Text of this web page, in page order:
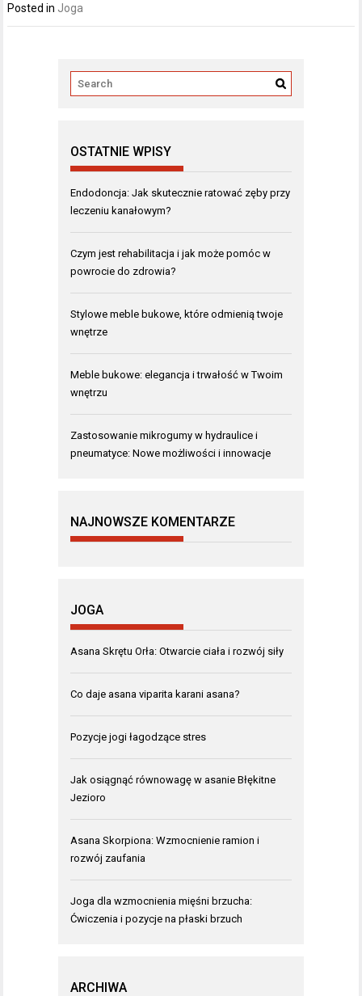
Posted in Joga
OSTATNIE WPISY
Endodoncja: Jak skutecznie ratować zęby przy
leczeniu kanałowym?
Czym jest rehabilitacja i jak może pomóc w
powrocie do zdrowia?
Stylowe meble bukowe, które odmienią twoje
wnętrze
Meble bukowe: elegancja i trwałość w Twoim
wnętrzu
Zastosowanie mikrogumy w hydraulice i
pneumatyce: Nowe możliwości i innowacje
NAJNOWSZE KOMENTARZE
JOGA
Asana Skrętu Orła: Otwarcie ciała i rozwój siły
Co daje asana viparita karani asana?
Pozycje jogi łagodzące stres
Jak osiągnąć równowagę w asanie Błękitne
Jezioro
Asana Skorpiona: Wzmocnienie ramion i
rozwój zaufania
Joga dla wzmocnienia mięśni brzucha:
Ćwiczenia i pozycje na płaski brzuch
ARCHIWA